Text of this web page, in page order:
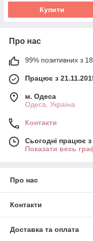
Купити
Про нас
99% позитивних з
Працює з
м. Одеса
Одеса, Україна
Контакти
Сьогодні працює
Показати весь
Про нас
Контакти
Доставка та оплата